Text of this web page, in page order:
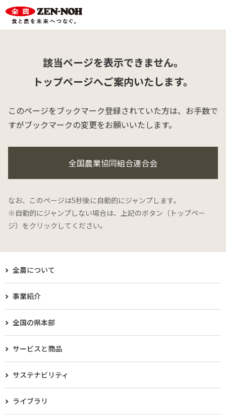
該当ページを表示できません。
トップページへご案内いたします。
このページをブックマーク登録されていた方は、 お手数で
すがブックマークの変更をお願いいたします。
全国農業協同組合連合会
なお、このページは5秒後に自動的にジャンプします。
※自動的にジャンプしない場合は、上記のボタン（トップペー
ジ）をクリックしてください。
全農について
事業紹介
全国の県本部
サービスと商品
サステナビリティ
ライブラリ